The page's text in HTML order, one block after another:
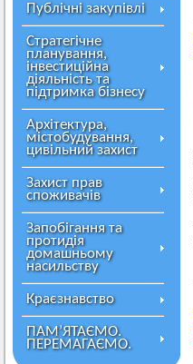
Публічні закупівлі
Стратегічне
планування,
інвестиційна
діяльність та
підтримка бізнесу
Архітектура,
містобудування,
цивільний захист
Захист прав
споживачів
Запобігання та
протидія
домашньому
насильству
Краєзнавство
ПАМ’ЯТАЄМО.
ПЕРЕМАГАЄМО.